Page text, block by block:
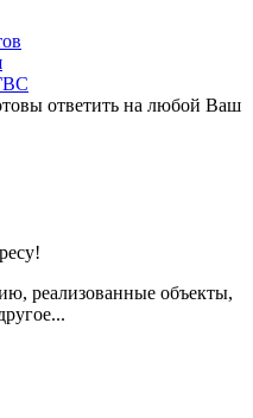
ответить на любой Ваш
реализованные объекты,